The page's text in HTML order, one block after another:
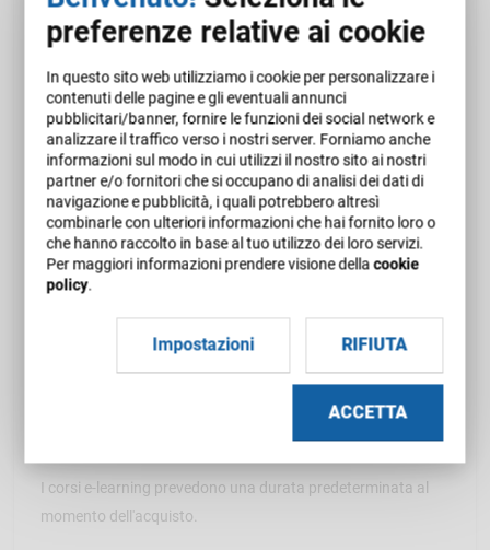
Durata
Il corso ha una durata indicativa e la fruizione dei contenuti è
libera.
Autovalutazione dell'apprendimento
Al termine del corso non è previsto un test di valutazione
dell'apprendimento.
Possono essere presenti esercitazioni per l'autovalutazione
Al termine del corso è obbligatoria la compilazione di un
I corsi e-learning prevedono una durata predeterminata al
momento dell'acquisto.
preferenze relative ai cookie
In questo sito web utilizziamo i cookie per personalizzare i
contenuti delle pagine e gli eventuali annunci
pubblicitari/banner, fornire le funzioni dei social network e
analizzare il traffico verso i nostri server. Forniamo anche
informazioni sul modo in cui utilizzi il nostro sito ai nostri
partner e/o fornitori che si occupano di analisi dei dati di
navigazione e pubblicità, i quali potrebbero altresì
combinarle con ulteriori informazioni che hai fornito loro o
che hanno raccolto in base al tuo utilizzo dei loro servizi.
Per maggiori informazioni prendere visione dellacookie
policy.
Impostazioni RIFIUTA
ACCETTA